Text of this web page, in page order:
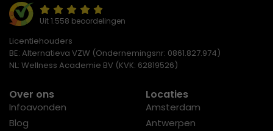
Uit 1.558 beoordelingen
Licentiehouders
BE: Alternatieva VZW (Ondernemingsnr: 0861.827.974)
NL: Wellness Academie BV (KVK: 62819526)
Over ons
Infoavonden
Blog
Locaties
Amsterdam
Antwerpen